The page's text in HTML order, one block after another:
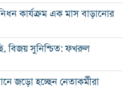
কার্যক্রম এক মাস বাড়ানোর
বিজয় সুনিশ্চিত: ফখরুল
জড়ো হচ্ছেন নেতাকর্মীরা